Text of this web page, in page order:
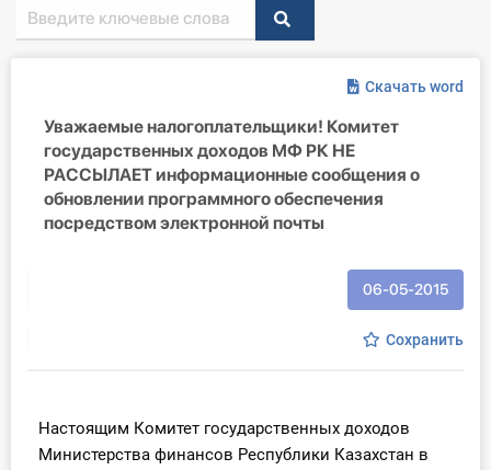
Формы
Правовая база
Библиотека бухгалтера
Инструменты
Практика ИП
Скачать word
Уважаемые налогоплательщики! Комитет
государственных доходов МФ РК НЕ
РАССЫЛАЕТ информационные сообщения о
обновлении программного обеспечения
посредством электронной почты
06-05-2015
Сохранить
Настоящим Комитет государственных доходов
Министерства финансов Республики Казахстан в